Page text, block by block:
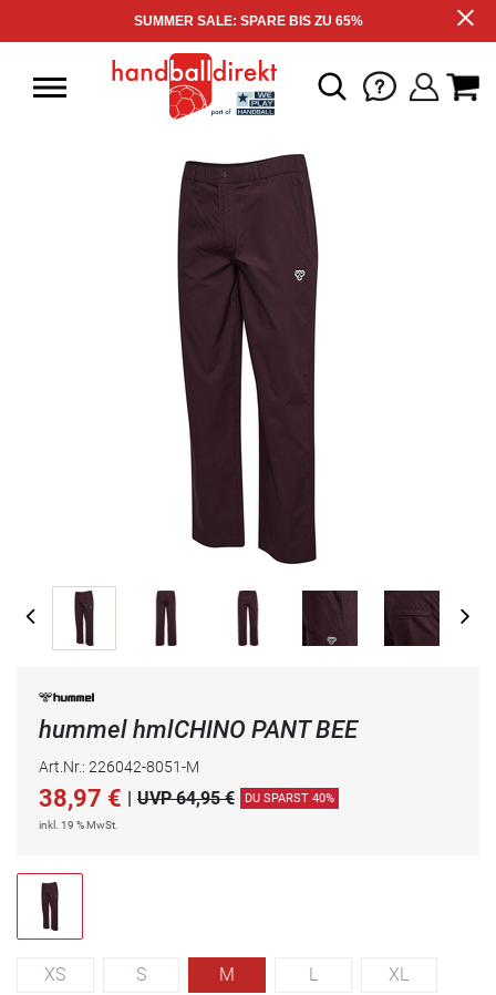
SUMMER SALE: SPARE BIS ZU 65%
hummel hmlCHINO PANT BEE
Art.Nr.: 226042-8051-M
38,97 € | UVP 64,95 € DU SPARST 40%
inkl. 19 % MwSt.
XS S M L XL